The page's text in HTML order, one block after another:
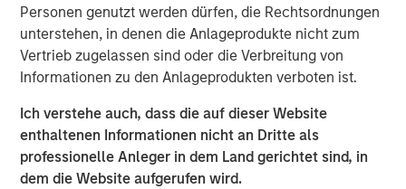
Personen genutzt werden dürfen, die Rechtsordnungen
unterstehen, in denen die Anlageprodukte nicht zum
Vertrieb zugelassen sind oder die Verbreitung von
Informationen zu den Anlageprodukten verboten ist.
Ich verstehe auch, dass die auf dieser Website
enthaltenen Informationen nicht an Dritte als
professionelle Anleger in dem Land gerichtet sind, in
dem die Website aufgerufen wird.
Robert Lee, Managing Director of Morgan Stanley Energy
Partners, said, “We are delighted to partner with Durango
Midstream – given its exceptional team, strategic asset
base and the attractive opportunities presented by
positioned for growth.”
Durango Midstream is led by Richard A. Cargile, President
and Chief Executive Officer. Mr. Cargile has decades of